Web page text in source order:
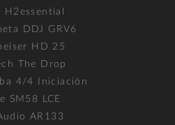
H2essential
DDJ GRV6
HD 25
The Drop
4/4 Iniciación
SM58 LCE
AR133